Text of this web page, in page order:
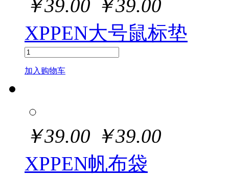
￥39.00 ￥39.00
XPPEN大号鼠标垫
加入购物车
￥39.00 ￥39.00
XPPEN帆布袋